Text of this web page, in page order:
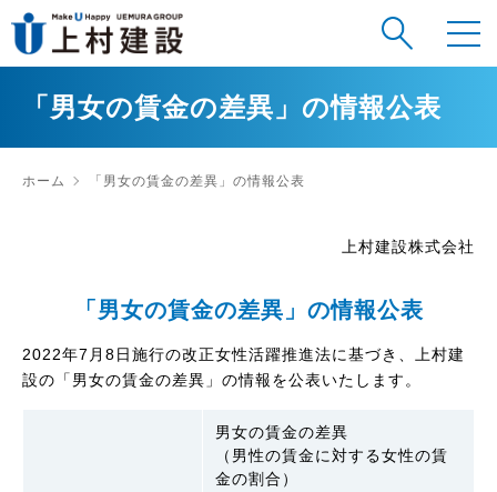
「男女の賃金の差異」の情報公表
ホーム 「男女の賃金の差異」の情報公表
上村建設株式会社
「男女の賃金の差異」の情報公表
2022年7月8日施行の改正女性活躍推進法に基づき、上村建
設の「男女の賃金の差異」の情報を公表いたします。
男女の賃金の差異
（男性の賃金に対する女性の賃
金の割合）